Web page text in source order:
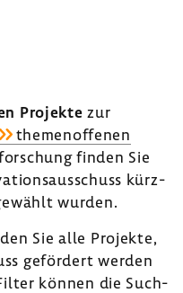
Projekte zur
themen­of­fenen
finden Sie
kürz­
wurden.
Sie alle Projekte,
geför­dert werden
können die Such­